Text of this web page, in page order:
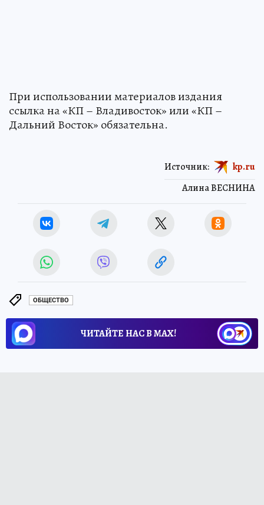
При использовании материалов издания
ссылка на «КП – Владивосток» или «КП –
Дальний Восток» обязательна.
Алина ВЕСНИНА
Источник: kp.ru
ОБЩЕСТВО
ЧИТАЙТЕ НАС В МАХ!